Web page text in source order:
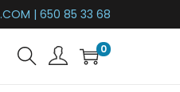
| 650 85 33 68
0